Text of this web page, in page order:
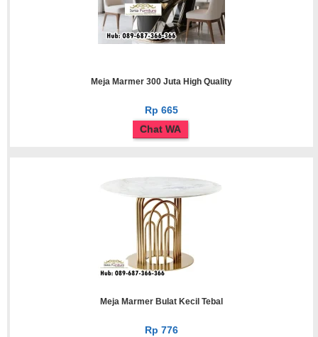
Meja Marmer 300 Juta High Quality
Rp 665
Chat WA
Meja Marmer Bulat Kecil Tebal
Rp 776